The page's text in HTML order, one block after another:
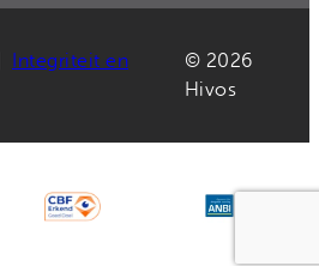
Integriteit en
© 2026
Hivos